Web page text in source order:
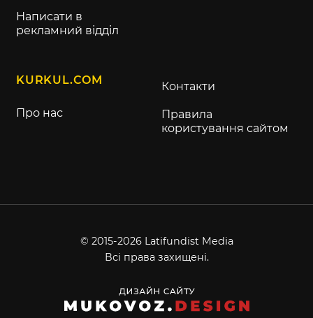
Написати в
рекламний відділ
KURKUL.COM
Про нас
Контакти
Правила
користування сайтом
© 2015-2026 Latifundist Media
Всі права захищені.